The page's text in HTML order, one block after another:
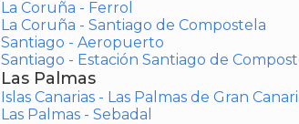
La Coruña - Ferrol
La Coruña - Santiago de Compostela
Santiago - Aeropuerto
Santiago - Estación Santiago de
Las Palmas
Islas Canarias - Las Palmas de Gran
Las Palmas - Sebadal